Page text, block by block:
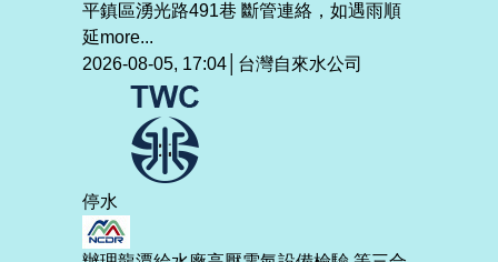
平鎮區湧光路491巷 斷管連絡，如遇雨順
延more...
2026-08-05, 17:04│台灣自來水公司
停水